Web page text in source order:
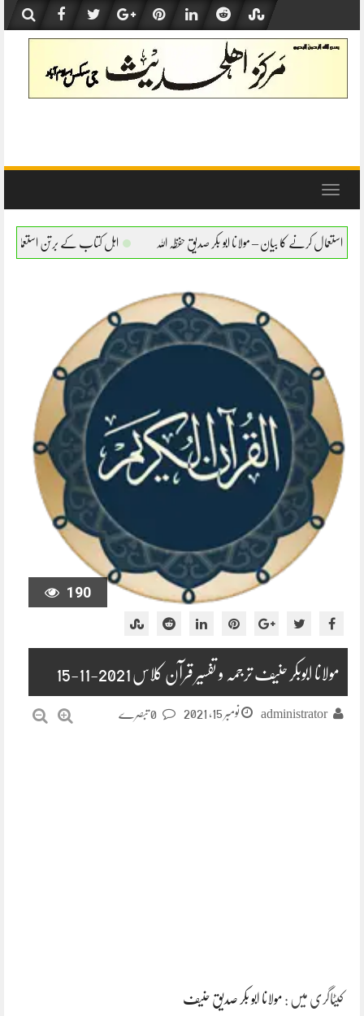
content
Toggle
ابو بکر صدیق حفظہ اللہ اہل کتاب کے برتن استعمال کرنے کا بیان – مولانا ابو بکر
190
مولانا ابوبکر حنیف ترجمہ و تفسیر قرآن کلاس 2021-11-15
administrator نومبر 15, 2021
کیٹاگری میں : مولانا ابو بکر صدیق حنیف